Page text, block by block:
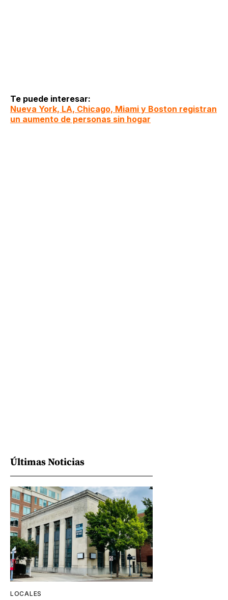
Te puede interesar:
Nueva York, LA, Chicago, Miami y Boston registran
un aumento de personas sin hogar
Últimas Noticias
LOCALES